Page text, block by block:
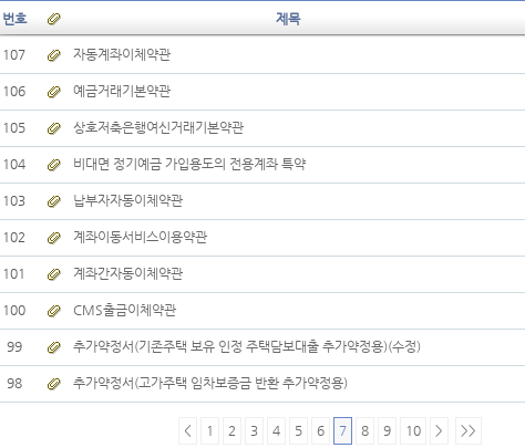
번호 제목
< 1 2 3 4 5 6 7 8 9 10 > >>
107 자동계좌이체약관
106 예금거래기본약관
105 상호저축은행여신거래기본약관
104 비대면 정기예금 가입용도의 전용계좌 특약
103 납부자자동이체약관
102 계좌이동서비스이용약관
101 계좌간자동이체약관
100 CMS출금이체약관
99 추가약정서(기존주택 보유 인정 주택담보대출 추가약정용)(수정)
98 추가약정서(고가주택 임차보증금 반환 추가약정용)